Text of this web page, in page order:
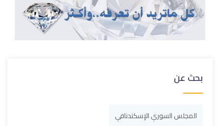
بحث عن
المجلس ‏السوري الإسكندنافي